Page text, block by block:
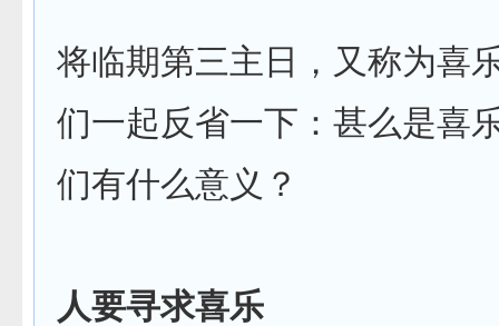
将临期第三主日，又称为喜
们一起反省一下：甚么是喜
们有什么意义？
人要寻求喜乐